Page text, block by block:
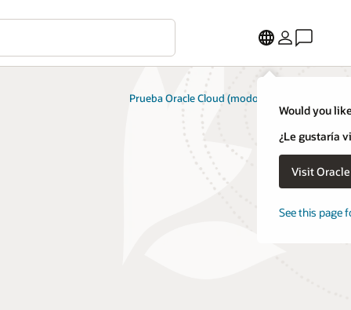
Would you
¿Le gustaría
Visit
See this page
Prueba Oracle Cloud (modo gratuito)